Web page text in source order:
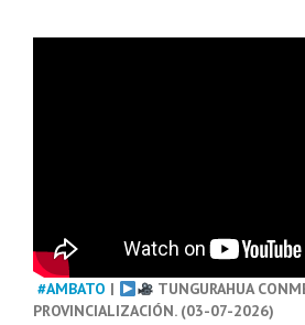
#AMBATO |
TUNGURAHUA
PROVINCIALIZACIÓN. (03-07-2026)